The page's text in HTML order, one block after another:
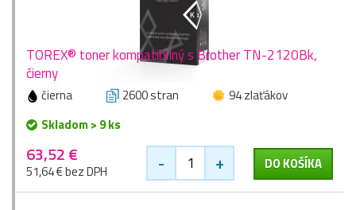
TOREX® toner kompatibilný s Brother TN-2120Bk,
čierny
čierna 2600 stran
94 zlaťákov
Skladom > 9 ks
63,52 €
51,64 € bez DPH - + DO KOŠÍKA